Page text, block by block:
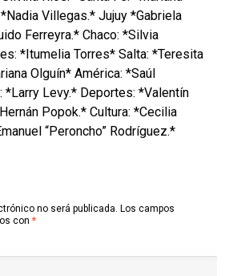
Villegas.* Jujuy *Gabriela
Ferreyra.* Chaco: *Silvia
*Itumelia Torres* Salta: *Teresita
Olguín* América: *Saúl
*Larry Levy.* Deportes: *Valentín
Popok.* Cultura: *Cecilia
“Peroncho” Rodríguez.*
no será publicada. Los campos
con *